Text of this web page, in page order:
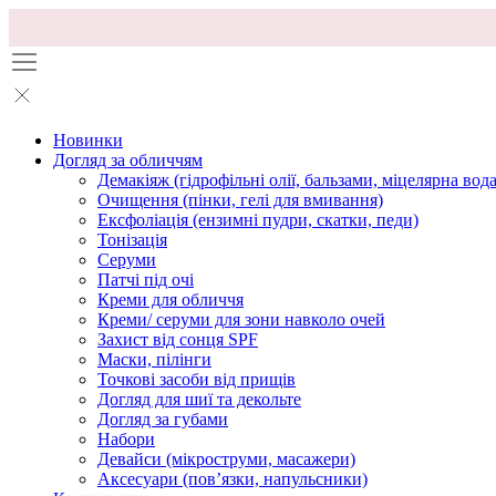
Новинки
Догляд за обличчям
Демакіяж (гідрофільні олії, бальзами, міцелярна
Очищення (пінки, гелі для вмивання)
Ексфоліація (ензимні пудри, скатки, педи)
Тонізація
Серуми
Патчі під очі
Креми для обличчя
Креми/ серуми для зони навколо очей
Захист від сонця SPF
Маски, пілінги
Точкові засоби від прищів
Догляд для шиї та декольте
Догляд за губами
Набори
Девайси (мікроструми, масажери)
Аксесуари (повʼязки, напульсники)